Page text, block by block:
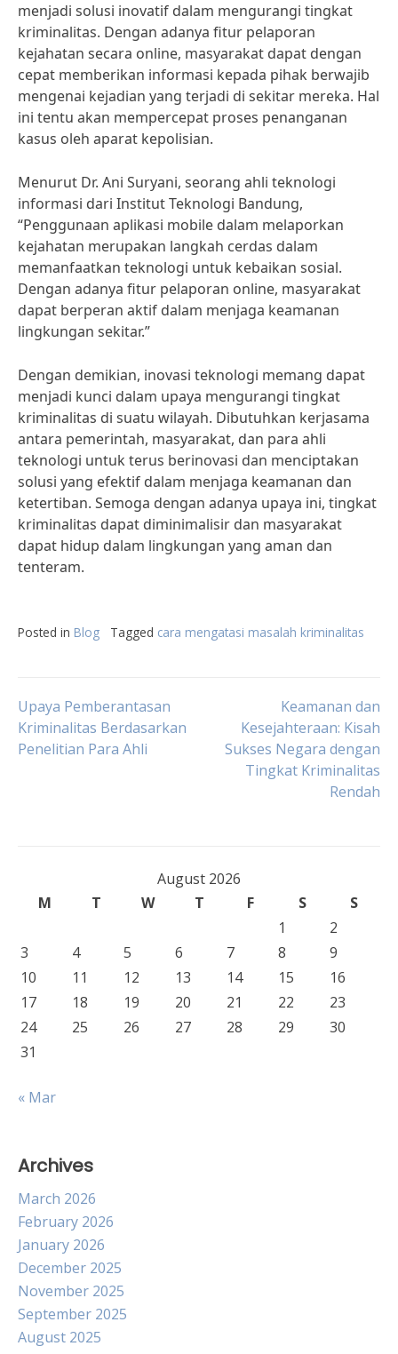
menjadi solusi inovatif dalam mengurangi tingkat
kriminalitas. Dengan adanya fitur pelaporan
kejahatan secara online, masyarakat dapat dengan
cepat memberikan informasi kepada pihak berwajib
mengenai kejadian yang terjadi di sekitar mereka. Hal
ini tentu akan mempercepat proses penanganan
kasus oleh aparat kepolisian.
Menurut Dr. Ani Suryani, seorang ahli teknologi
informasi dari Institut Teknologi Bandung,
“Penggunaan aplikasi mobile dalam melaporkan
kejahatan merupakan langkah cerdas dalam
memanfaatkan teknologi untuk kebaikan sosial.
Dengan adanya fitur pelaporan online, masyarakat
dapat berperan aktif dalam menjaga keamanan
lingkungan sekitar.”
Dengan demikian, inovasi teknologi memang dapat
menjadi kunci dalam upaya mengurangi tingkat
kriminalitas di suatu wilayah. Dibutuhkan kerjasama
antara pemerintah, masyarakat, dan para ahli
teknologi untuk terus berinovasi dan menciptakan
solusi yang efektif dalam menjaga keamanan dan
ketertiban. Semoga dengan adanya upaya ini, tingkat
kriminalitas dapat diminimalisir dan masyarakat
dapat hidup dalam lingkungan yang aman dan
tenteram.
Posted in Blog Tagged cara mengatasi masalah kriminalitas
Post
navigation
Upaya Pemberantasan
Kriminalitas Berdasarkan
Penelitian Para Ahli
Keamanan dan
Kesejahteraan: Kisah
Sukses Negara dengan
Tingkat Kriminalitas
Rendah
August 2026
M
T W T F S
S
1
2
3
4 5 6 7 8
9
10
11 12 13 14 15
16
17
18 19 20 21 22
23
24
25 26 27 28 29
30
31
« Mar
Archives
March 2026
February 2026
January 2026
December 2025
November 2025
September 2025
August 2025